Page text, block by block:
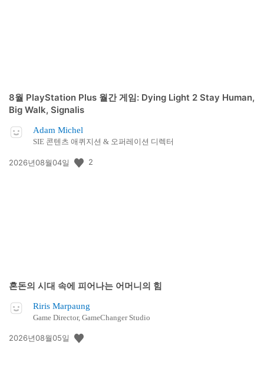
8월 PlayStation Plus 월간 게임: Dying Light 2 Stay Human,
Big Walk, Signalis
Adam Michel
SIE 콘텐츠 애퀴지션 & 오퍼레이션 디렉터
공
2026년08월04일 2
혼돈의 시대 속에 피어나는 어머니의 힘
Riris Marpaung
Game Director, GameChanger Studio
공
2026년08월05일